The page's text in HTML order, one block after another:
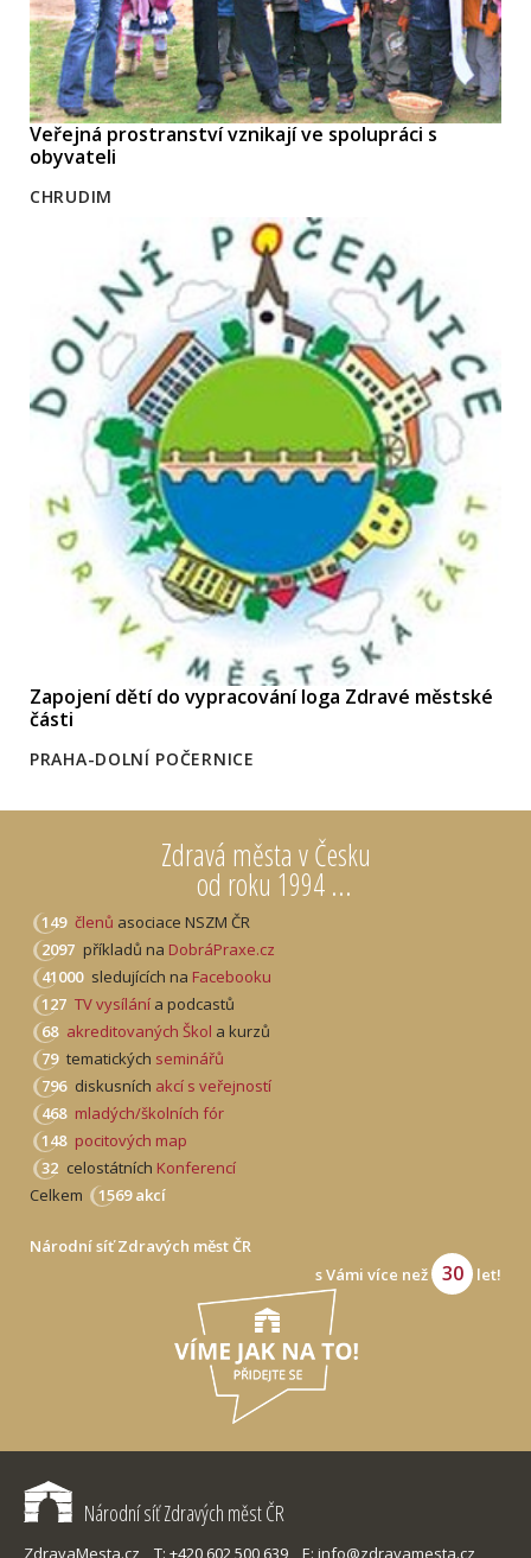
Zdravá města v Česku
od roku 1994 ...
149 členů asociace NSZM ČR
2097 příkladů na DobráPraxe.cz
41000 sledujících na Facebooku
127 TV vysílání a podcastů
68 akreditovaných Škol a kurzů
79 tematických seminářů
796 diskusních akcí s veřejností
468 mladých/školních fór
148 pocitových map
32 celostátních Konferencí
Celkem
1569 akcí
Národní síť Zdravých měst ČR
s Vámi více než
30 let!
Veřejná prostranství vznikají ve spolupráci s
obyvateli
CHRUDIM
Zapojení dětí do vypracování loga Zdravé městské
části
PRAHA-DOLNÍ POČERNICE
Národní síť Zdravých měst ČR
ZdravaMesta.cz, T: +420 602 500 639, E: info@zdravamesta.cz